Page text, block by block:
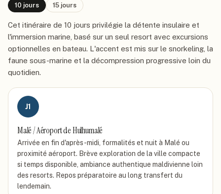
10 jours 15 jours
Cet itinéraire de 10 jours privilégie la détente insulaire et
l'immersion marine, basé sur un seul resort avec excursions
optionnelles en bateau. L'accent est mis sur le snorkeling, la
faune sous-marine et la décompression progressive loin du
quotidien.
J1
Malé / Aéroport de Hulhumalé
Arrivée en fin d'après-midi, formalités et nuit à Malé ou
proximité aéroport. Brève exploration de la ville compacte
si temps disponible, ambiance authentique maldivienne loin
des resorts. Repos préparatoire au long transfert du
lendemain.